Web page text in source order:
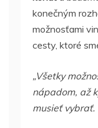
konečným
možnosťami
cesty, ktoré
„Všetky
nápadom, až
musieť vybrať.